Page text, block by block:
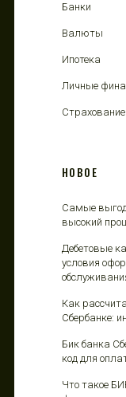
Банки
Валюты
Ипотека
Страхование
НОВОЕ
Самые
высокий
Дебетовые
условия
Как
Сбербанке:
Бик банка
код для
Что такое